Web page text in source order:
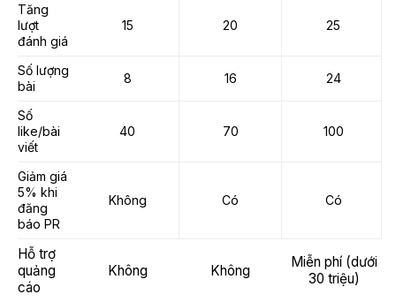
Tăng
lượt
đánh giá
15 20 25
Số lượng
bài
8 16 24
Số
like/bài
viết
40 70 100
Giảm giá
5% khi
đăng
báo PR
Không Có Có
Hỗ trợ
quảng
cáo
Không Không
Miễn phí (dưới
30 triệu)